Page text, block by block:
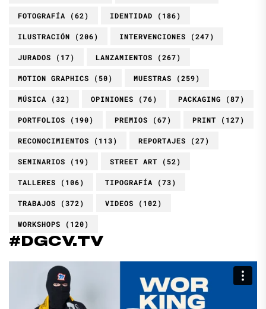
FOTOGRAFÍA (62) IDENTIDAD (186)
ILUSTRACIÓN (206) INTERVENCIONES (247)
JURADOS (17) LANZAMIENTOS (267)
MOTION GRAPHICS (50) MUESTRAS (259)
MÚSICA (32) OPINIONES (76) PACKAGING (87)
PORTFOLIOS (190) PREMIOS (67) PRINT (127)
RECONOCIMIENTOS (113) REPORTAJES (27)
SEMINARIOS (19) STREET ART (52)
TALLERES (106) TIPOGRAFÍA (73)
TRABAJOS (372) VIDEOS (102)
WORKSHOPS (120)
#DGCV.TV
Reproductor